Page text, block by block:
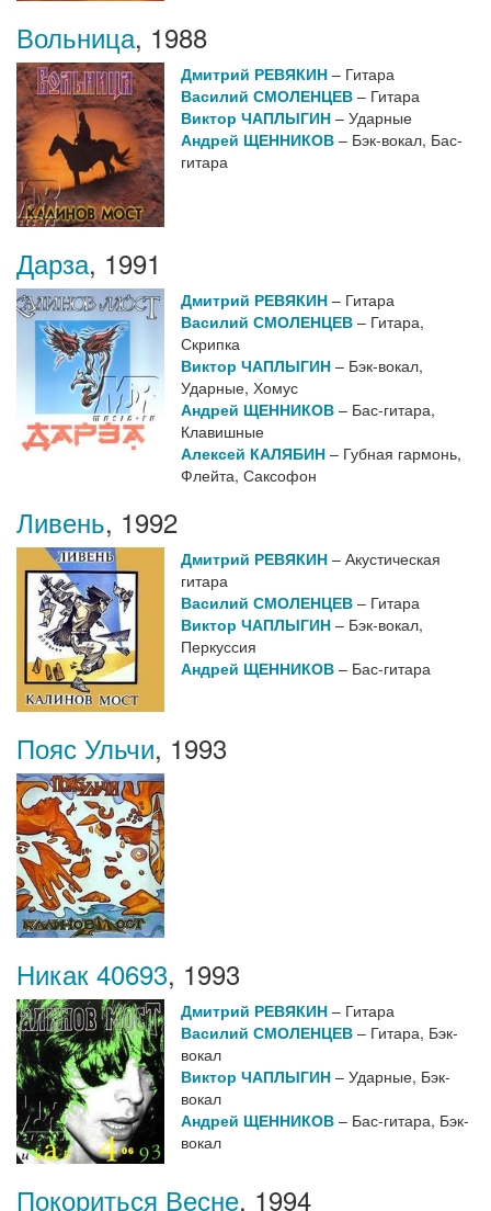
Вольница, 1988
Дмитрий РЕВЯКИН – Гитара
Василий СМОЛЕНЦЕВ – Гитара
Виктор ЧАПЛЫГИН – Ударные
Андрей ЩЕННИКОВ – Бэк-вокал, Бас-
гитара
Дарза, 1991
Дмитрий РЕВЯКИН – Гитара
Василий СМОЛЕНЦЕВ – Гитара,
Скрипка
Виктор ЧАПЛЫГИН – Бэк-вокал,
Ударные, Хомус
Андрей ЩЕННИКОВ – Бас-гитара,
Клавишные
Алексей КАЛЯБИН – Губная гармонь,
Флейта, Саксофон
Ливень, 1992
Дмитрий РЕВЯКИН – Акустическая
гитара
Василий СМОЛЕНЦЕВ – Гитара
Виктор ЧАПЛЫГИН – Бэк-вокал,
Перкуссия
Андрей ЩЕННИКОВ – Бас-гитара
Пояс Ульчи, 1993
Никак 40693, 1993
Дмитрий РЕВЯКИН – Гитара
Василий СМОЛЕНЦЕВ – Гитара, Бэк-
вокал
Виктор ЧАПЛЫГИН – Ударные, Бэк-
вокал
Андрей ЩЕННИКОВ – Бас-гитара, Бэк-
вокал
Покориться Весне, 1994